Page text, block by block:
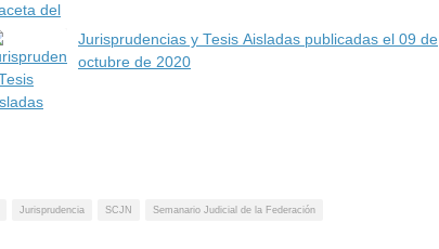
Jurisprudencias y Tesis Aisladas publicadas el 09 de
octubre de 2020
Jurisprudencia SCJN Semanario Judicial de la Federación